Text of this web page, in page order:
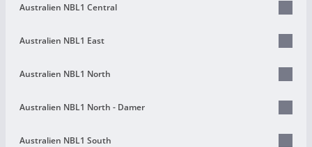
Australien NBL1 Central
Australien NBL1 East
Australien NBL1 North
Australien NBL1 North - Damer
Australien NBL1 South